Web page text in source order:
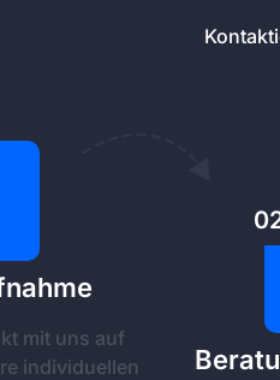
mit uns auf
individuellen